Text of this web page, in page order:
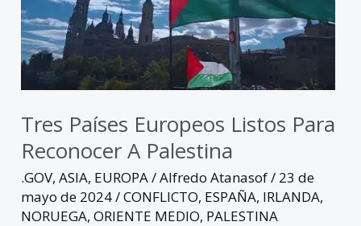
Tres Países Europeos Listos Para
Reconocer A Palestina
.GOV,ASIA, EUROPA/Alfredo Atanasof/ 23 de
mayo de 2024/CONFLICTO, ESPAÑA, IRLANDA,
NORUEGA,ORIENTE MEDIO, PALESTINA
para
Reconocer
a
Palestina